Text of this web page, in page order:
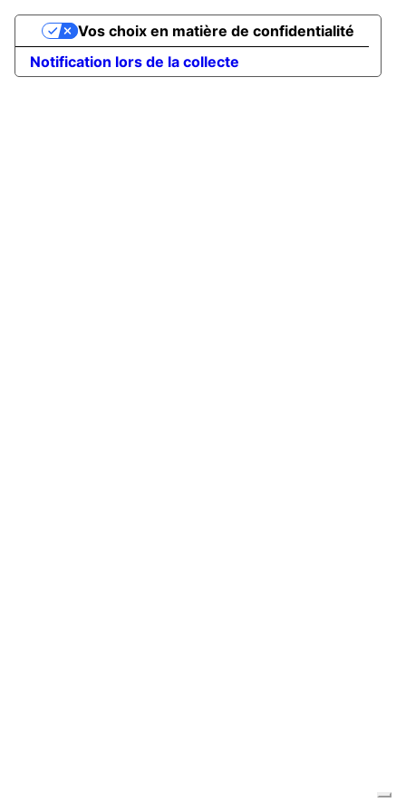
Notification lors de la collecte
Vos choix en matière de confidentialité